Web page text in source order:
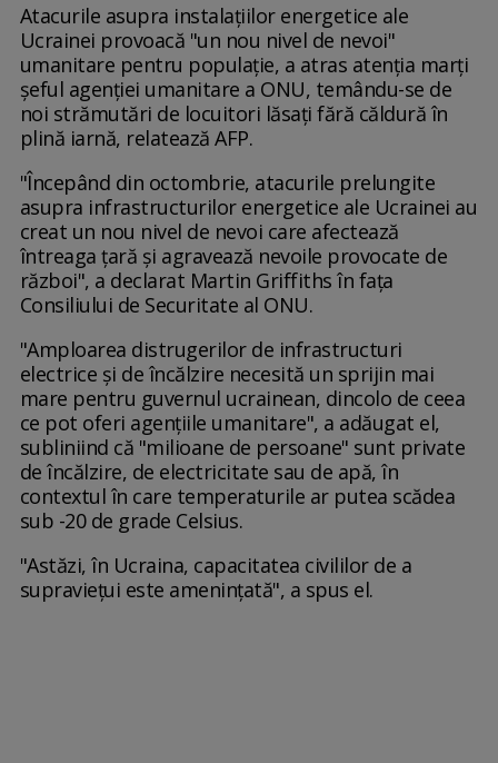
Atacurile asupra instalaţiilor energetice ale
Ucrainei provoacă "un nou nivel de nevoi"
umanitare pentru populaţie, a atras atenţia marţi
şeful agenţiei umanitare a ONU, temându-se de
noi strămutări de locuitori lăsaţi fără căldură în
plină iarnă, relatează AFP.
"Începând din octombrie, atacurile prelungite
asupra infrastructurilor energetice ale Ucrainei au
creat un nou nivel de nevoi care afectează
întreaga ţară şi agravează nevoile provocate de
război", a declarat Martin Griffiths în faţa
Consiliului de Securitate al ONU.
"Amploarea distrugerilor de infrastructuri
electrice şi de încălzire necesită un sprijin mai
mare pentru guvernul ucrainean, dincolo de ceea
ce pot oferi agenţiile umanitare", a adăugat el,
subliniind că "milioane de persoane" sunt private
de încălzire, de electricitate sau de apă, în
contextul în care temperaturile ar putea scădea
sub -20 de grade Celsius.
"Astăzi, în Ucraina, capacitatea civililor de a
supravieţui este ameninţată", a spus el.